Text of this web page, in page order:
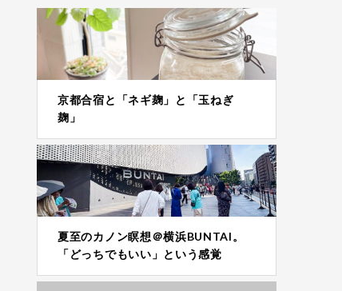
京都合宿と「ネギ麹」と「玉ねぎ
麹」
夏至のカノン瞑想＠横浜BUNTAI。
「どっちでもいい」という感覚